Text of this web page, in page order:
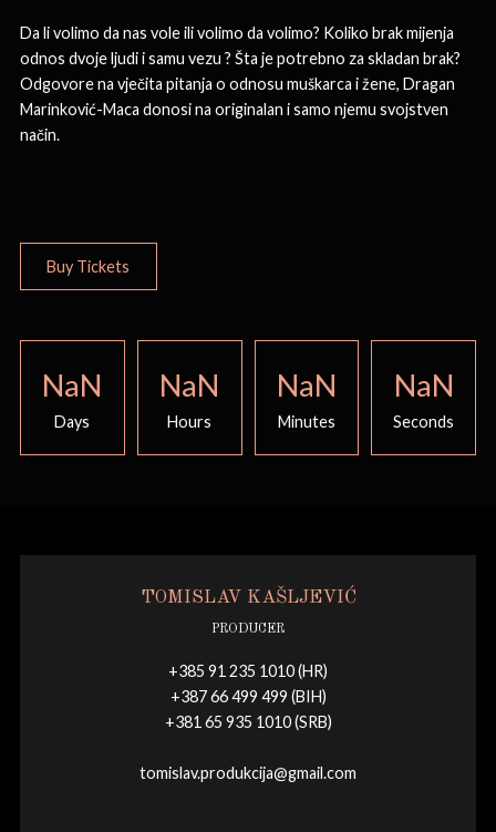
Da li volimo da nas vole ili volimo da volimo? Koliko brak mijenja
odnos dvoje ljudi i samu vezu ? Šta je potrebno za skladan brak?
Odgovore na vječita pitanja o odnosu muškarca i žene, Dragan
Marinković-Maca donosi na originalan i samo njemu svojstven
način.
Buy Tickets
NaN
Days
NaN
Hours
NaN
Minutes
NaN
Seconds
TOMISLAV KAŠLJEVIĆ
PRODUCER
+385 91 235 1010 (HR)
+387 66 499 499 (BIH)
+381 65 935 1010 (SRB)
tomislav.produkcija@gmail.com